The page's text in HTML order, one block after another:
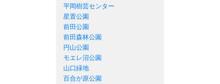
平岡樹芸センター
星置公園
前田公園
前田森林公園
円山公園
モエレ沼公園
山口緑地
百合が原公園